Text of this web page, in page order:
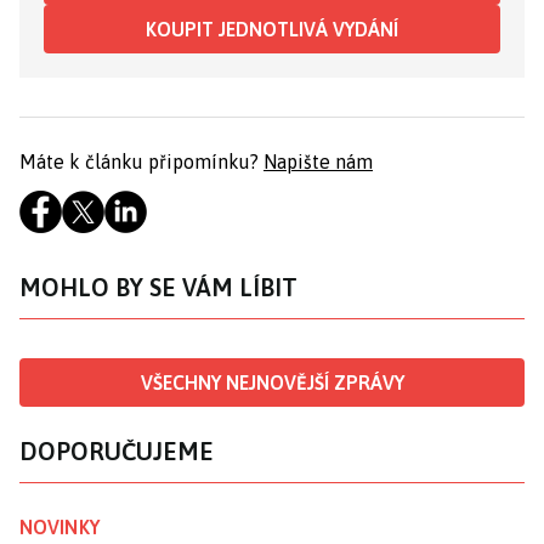
KOUPIT JEDNOTLIVÁ VYDÁNÍ
Máte k článku připomínku? Napište nám
MOHLO BY SE VÁM LÍBIT
VŠECHNY NEJNOVĚJŠÍ ZPRÁVY
DOPORUČUJEME
NOVINKY